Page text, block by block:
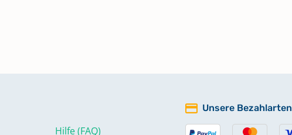
Hilfe (FAQ)
Unsere Bezahlarten